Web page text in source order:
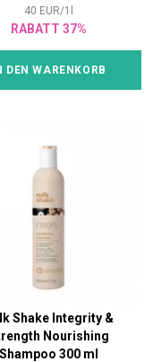
40 EUR/1
RABATT 37%
DEN WARENKORB
Shake Integrity &
Nourishing
Shampoo 300 ml